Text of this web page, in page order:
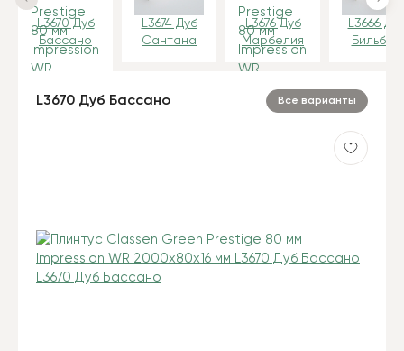
L3670 Дуб
Бассано
L3674 Дуб
Сантана
L3676 Дуб
Марбелия
L3666
Бильбао
L3670 Дуб Бассано Все варианты